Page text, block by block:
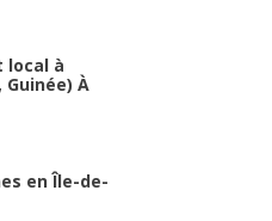
local à
À
en Île-de-